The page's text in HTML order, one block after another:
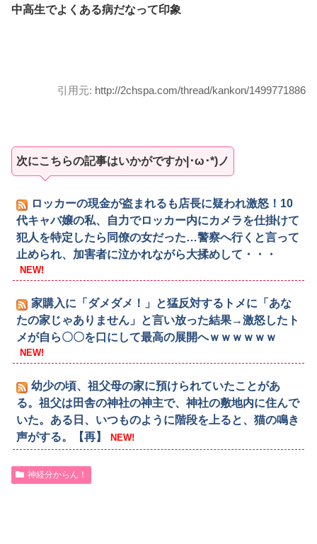
中高生でよくある病だなって印象
引用元: http://2chspa.com/thread/kankon/1499771886
次にこちらの記事はいかがですか|･ω･*)ノ
ロッカーの現金が盗まれるも店長に疑われ激怒！10
代キャバ嬢の私、自力でロッカー内にカメラを仕掛けて
犯人を特定したら同僚の女だった…警察へ行くと言って
止められ、加害者に泣かれながら大揉めして・・・
NEW!
家購入に「ダメダメ！」と猛反対するトメに「あな
たの家じゃありません」と言い放った結果→激怒したト
メが自ら〇〇を口にして最高の展開へｗｗｗｗｗｗ
NEW!
幼少の頃、祖父母の家に預けられていたことがあ
る。祖父は田舎の神社の神主で、神社の敷地内に住んで
いた。ある日、いつものように階段を上ると、猫の鳴き
声がする。【再】
NEW!
神経分からん！